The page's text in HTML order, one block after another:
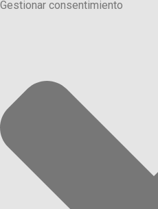
Gestionar consentimiento